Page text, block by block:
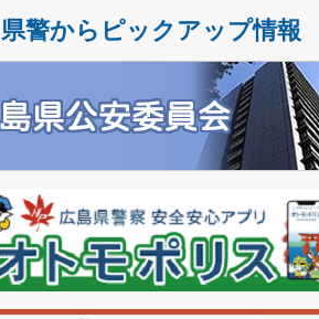
県警からピックアップ情報